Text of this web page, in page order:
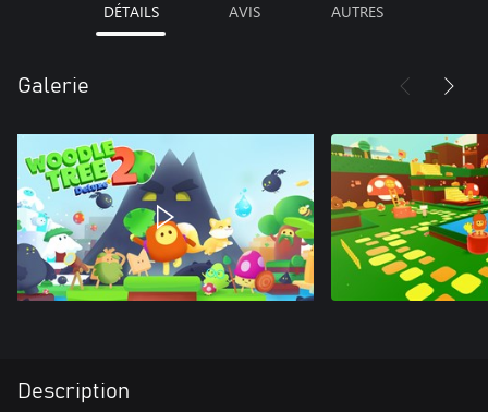
DÉTAILS AVIS AUTRES
Galerie
Description